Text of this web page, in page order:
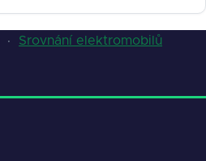
· Srovnání elektromobilů